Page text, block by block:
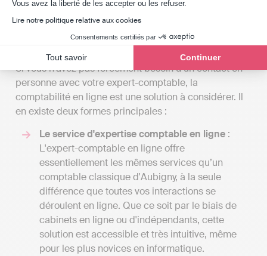
Vous avez la liberté de les accepter ou les refuser.
Lire notre politique relative aux cookies
Consentements certifiés par
Tout savoir Continuer
uniquement pour les réunions importantes.
Préférer la comptabilité en ligne
Si vous n'avez pas forcément besoin d'un contact en
personne avec votre expert-comptable, la
comptabilité en ligne est une solution à considérer. Il
en existe deux formes principales :
Le service d'expertise comptable en ligne :
L'expert-comptable en ligne offre
essentiellement les mêmes services qu’un
comptable classique d'Aubigny, à la seule
différence que toutes vos interactions se
déroulent en ligne. Que ce soit par le biais de
cabinets en ligne ou d'indépendants, cette
solution est accessible et très intuitive, même
pour les plus novices en informatique.